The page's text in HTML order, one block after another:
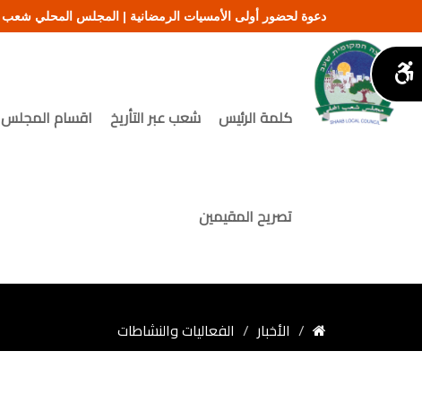
دعوة لحضور أولى الأمسيات الرمضانية | المجلس المحلي شعب
كلمة الرئيس شعب عبر التأريخ اقسام المجلس
تصريح المقيمين
الأخبار الفعاليات والنشاطات